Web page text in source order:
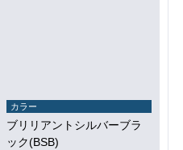
カラー
ブリリアントシルバーブラ
ック(BSB)